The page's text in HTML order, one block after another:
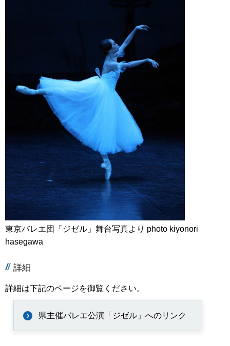
東京バレエ団「ジゼル」舞台写真より photo kiyonori
hasegawa
詳細
詳細は下記のページを御覧ください。
県主催バレエ公演「ジゼル」へのリンク